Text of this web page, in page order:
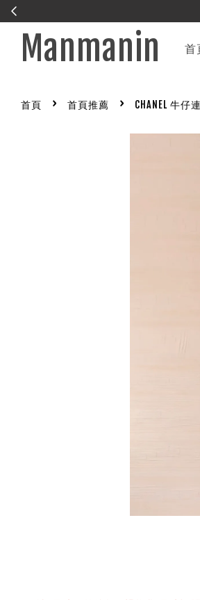
Manmanin 首
首頁 › 首頁推薦 › CHANEL 牛仔